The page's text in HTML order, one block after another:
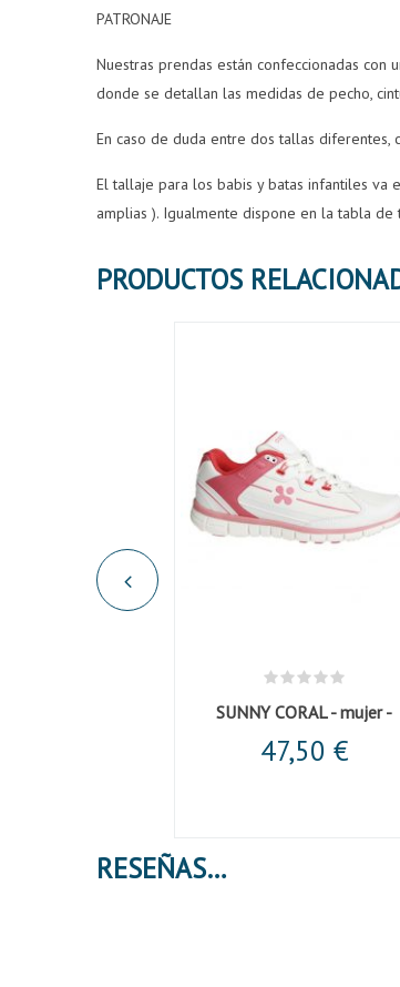
PATRONAJE
Nuestras prendas están confeccionadas con
donde se detallan las medidas de pecho,
En caso de duda entre dos tallas diferentes,
El tallaje para los babis y batas infantiles va
amplias ). Igualmente dispone en la tabla
SUNNY CORAL - mujer -
47,50 €
RESEÑAS